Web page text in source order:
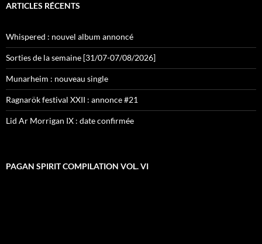
ARTICLES RÉCENTS
Whispered : nouvel album annoncé
Sorties de la semaine [31/07-07/08/2026]
Munarheim : nouveau single
Ragnarök festival XXII : annonce #21
Lid Ar Morrigan IX : date confirmée
PAGAN SPIRIT COMPILATION VOL. VI